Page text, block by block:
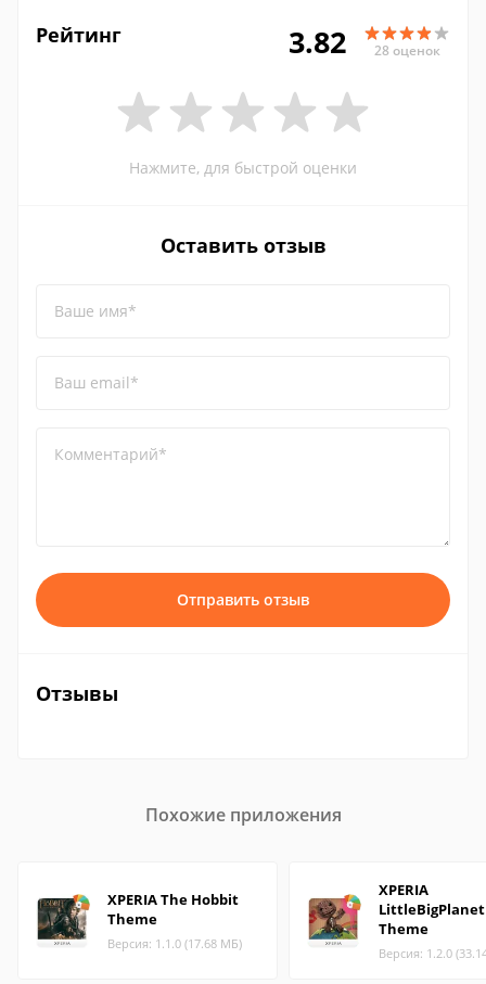
Рейтинг 3.82 28 оценок
Нажмите, для быстрой оценки
Оставить отзыв
Ваше имя*
Ваш email*
Комментарий*
Отправить отзыв
Отзывы
Похожие приложения
XPERIA The Hobbit
Theme
Версия: 1.1.0 (17.68 МБ)
XPERIA
LittleBigPlanet
Theme
Версия: 1.2.0